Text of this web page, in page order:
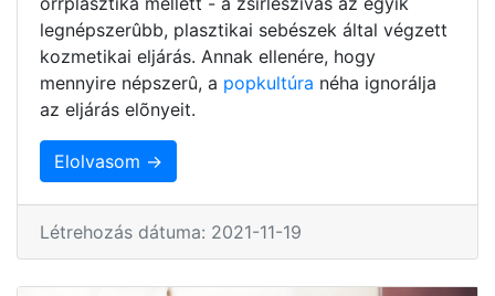
legnépszerûbb, plasztikai sebészek által végzett
kozmetikai eljárás. Annak ellenére, hogy
mennyire népszerû, a popkultúra néha ignorálja
az eljárás elõnyeit.
Elolvasom →
Létrehozás dátuma: 2021-11-19